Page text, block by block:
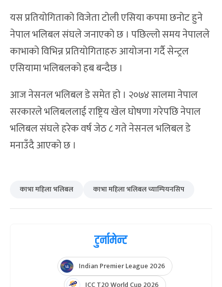
यस प्रतियोगिताको विजेता टोली एसिया कपमा छनोट हुने
नेपाल भलिबल संघले जनाएको छ । पछिल्लो समय नेपालले
काभाको विभिन्न प्रतियोगिताहरु आयोजना गर्दै सेन्ट्रल
एसियामा भलिबलको हब बन्दैछ ।
आज नेसनल भलिबल डे समेत हो । २०७४ सालमा नेपाल
सरकारले भलिबललाई राष्ट्रिय खेल घोषणा गरेपछि नेपाल
भलिबल संघले हरेक वर्ष जेठ ८ गते नेसनल भलिबल डे
मनाउँदै आएको छ ।
काभा महिला भलिबल काभा महिला भलिबल च्याम्पियनसिप
टुर्नामेन्ट
Indian Premier League 2026
ICC T20 World Cup 2026